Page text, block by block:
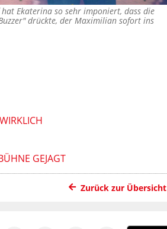
Ekaterina so sehr imponiert, dass die
drückte, der Maximilian sofort ins
GEJAGT
Zurück zur Übersicht